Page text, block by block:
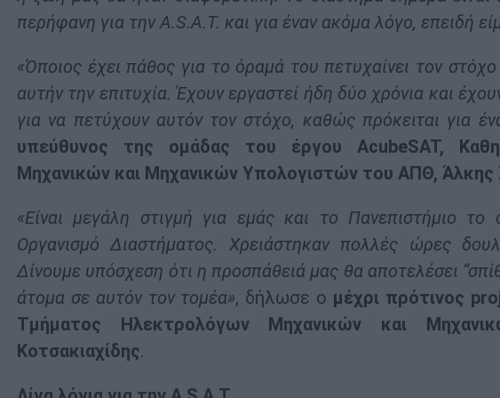
περήφανη για την A.S.A.T. και για έναν ακόμα λόγο, επειδή
«Όποιος έχει πάθος για το όραμά του πετυχαίνει τον
αυτήν την επιτυχία. Έχουν εργαστεί ήδη δύο χρόνια και
για να πετύχουν αυτόν τον στόχο, καθώς πρόκειται για
υπεύθυνος της ομάδας του έργου AcubeSAT,
Μηχανικών και Μηχανικών Υπολογιστών του ΑΠΘ,
«Είναι μεγάλη στιγμή για εμάς και το Πανεπιστήμιο
Οργανισμό Διαστήματος. Χρειάστηκαν πολλές ώρες
Δίνουμε υπόσχεση ότι η προσπάθειά μας θα αποτελέσει
άτομα σε αυτόν τον τομέα», δήλωσε ο μέχρι πρότινος
Τμήματος Ηλεκτρολόγων Μηχανικών και
Κοτσακιαχίδης.